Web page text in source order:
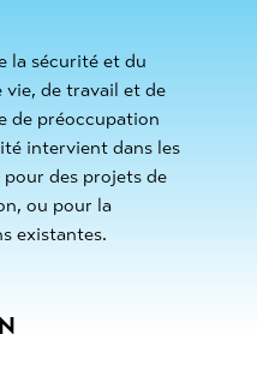
la sécurité et du
vie, de travail et de
de préoccupation
intervient dans les
des projets de
ou pour la
existantes.